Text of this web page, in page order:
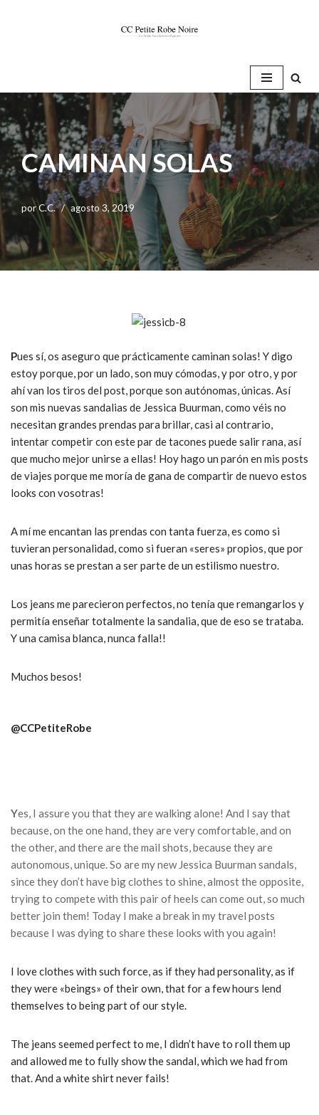
CAMINAN SOLAS
porC.C. agosto 3, 2019
Pues sí, os aseguro que prácticamente caminan solas! Y digo
estoy porque, por un lado, son muy cómodas, y por otro, y por
ahí van los tiros del post, porque son autónomas, únicas. Así
son mis nuevas sandalias de Jessica Buurman, como véis no
necesitan grandes prendas para brillar, casi al contrario,
intentar competir con este par de tacones puede salir rana, así
que mucho mejor unirse a ellas! Hoy hago un parón en mis posts
de viajes porque me moría de gana de compartir de nuevo estos
looks con vosotras!
A mí me encantan las prendas con tanta fuerza, es como si
tuvieran personalidad, como si fueran «seres» propios, que por
unas horas se prestan a ser parte de un estilismo nuestro.
Los jeans me parecieron perfectos, no tenía que remangarlos y
permitía enseñar totalmente la sandalia, que de eso se trataba.
Y una camisa blanca, nunca falla!!
Muchos besos!
@CCPetiteRobe
Yes, I assure you that they are walking alone! And I say that
because, on the one hand, they are very comfortable, and on
the other, and there are the mail shots, because they are
autonomous, unique.So are my new Jessica Buurman sandals,
since they don’t have big clothes to shine, almost the opposite,
trying to compete with this pair of heels can come out, so much
better join them! Today I make a break in my travel posts
because I was dying to share these looks with you again!
I love clothes with such force, as if they had personality, as if
they were «beings» of their own, that for a few hours lend
themselves to being part of our style.
The jeans seemed perfect to me, I didn’t have to roll them up
and allowed me to fully show the sandal, which we had from
that.And a white shirt never fails!